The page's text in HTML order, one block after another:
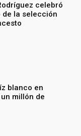
celebró
la selección
blanco en
millón de